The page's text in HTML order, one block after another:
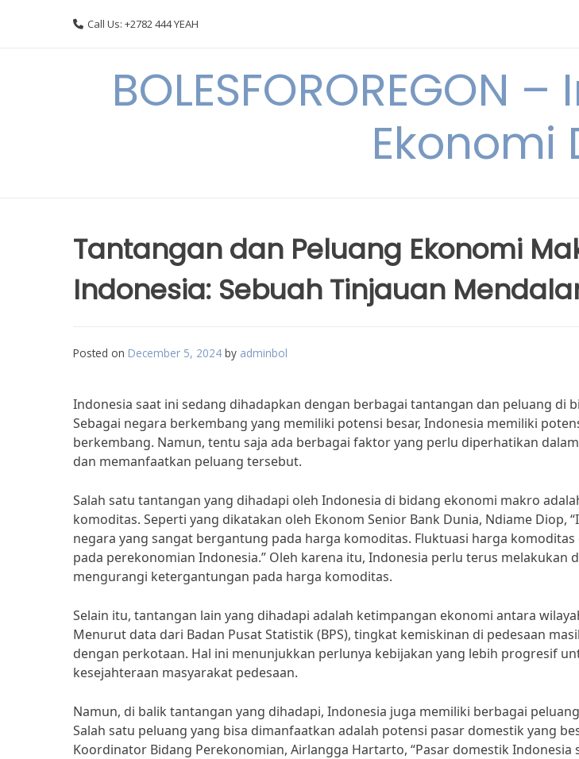
Call Us: +2782 444 YEAH
BOLESFOROREGON
Ekonomi
Tantangan dan Peluang Ekonomi
Indonesia: Sebuah Tinjauan
Posted on December 5, 2024 by adminbol
Indonesia saat ini sedang dihadapkan dengan berbagai tantangan dan peluang di
Sebagai negara berkembang yang memiliki potensi besar, Indonesia memiliki
berkembang. Namun, tentu saja ada berbagai faktor yang perlu diperhatikan
dan memanfaatkan peluang tersebut.
Salah satu tantangan yang dihadapi oleh Indonesia di bidang ekonomi makro
komoditas. Seperti yang dikatakan oleh Ekonom Senior Bank Dunia, Ndiame Diop,
negara yang sangat bergantung pada harga komoditas. Fluktuasi harga
pada perekonomian Indonesia.” Oleh karena itu, Indonesia perlu terus melakukan
mengurangi ketergantungan pada harga komoditas.
Selain itu, tantangan lain yang dihadapi adalah ketimpangan ekonomi antara
Menurut data dari Badan Pusat Statistik (BPS), tingkat kemiskinan di pedesaan
dengan perkotaan. Hal ini menunjukkan perlunya kebijakan yang lebih progresif
kesejahteraan masyarakat pedesaan.
Namun, di balik tantangan yang dihadapi, Indonesia juga memiliki berbagai
Salah satu peluang yang bisa dimanfaatkan adalah potensi pasar domestik yang
Koordinator Bidang Perekonomian, Airlangga Hartarto, “Pasar domestik Indonesia